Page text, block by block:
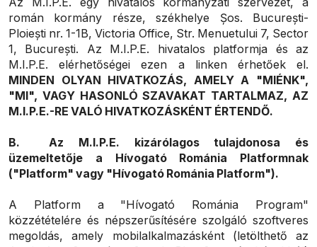
román kormány része, székhelye Șos. București-
Ploiești nr. 1-1B, Victoria Office, Str. Menuetului 7, Sector
1, București. Az M.I.P.E. hivatalos platformja és az
M.I.P.E. elérhetőségei ezen a linken érhetőek el.
MINDEN OLYAN HIVATKOZÁS, AMELY A "MIÉNK",
"MI", VAGY HASONLÓ SZAVAKAT TARTALMAZ, AZ
M.I.P.E.-RE VALÓ HIVATKOZÁSKÉNT ÉRTENDŐ.
B. Az M.I.P.E. kizárólagos tulajdonosa és
üzemeltetője a Hívogató Románia Platformnak
("Platform" vagy "Hívogató Románia Platform").
A Platform a "Hívogató Románia Program"
közzétételére és népszerűsítésére szolgáló szoftveres
megoldás, amely mobilalkalmazásként (letölthető az